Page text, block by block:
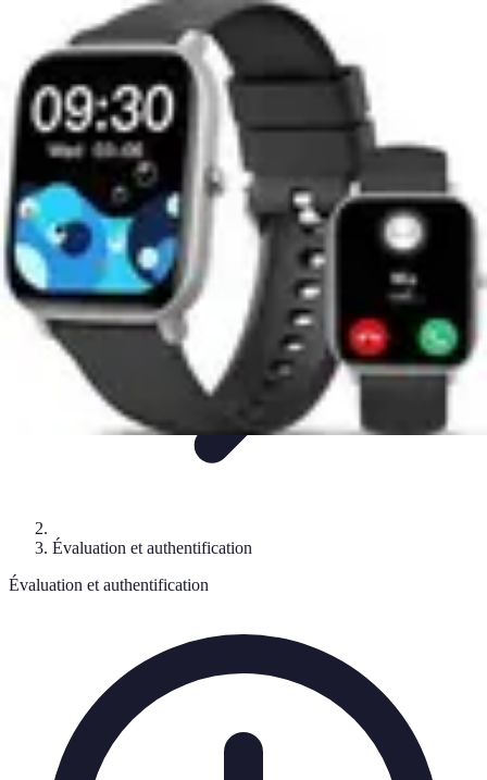
Montres Rares Collection
ComparatifsTendancesCollection Achat
Montres Rares Collection
Évaluation et authentification
Évaluation et authentification